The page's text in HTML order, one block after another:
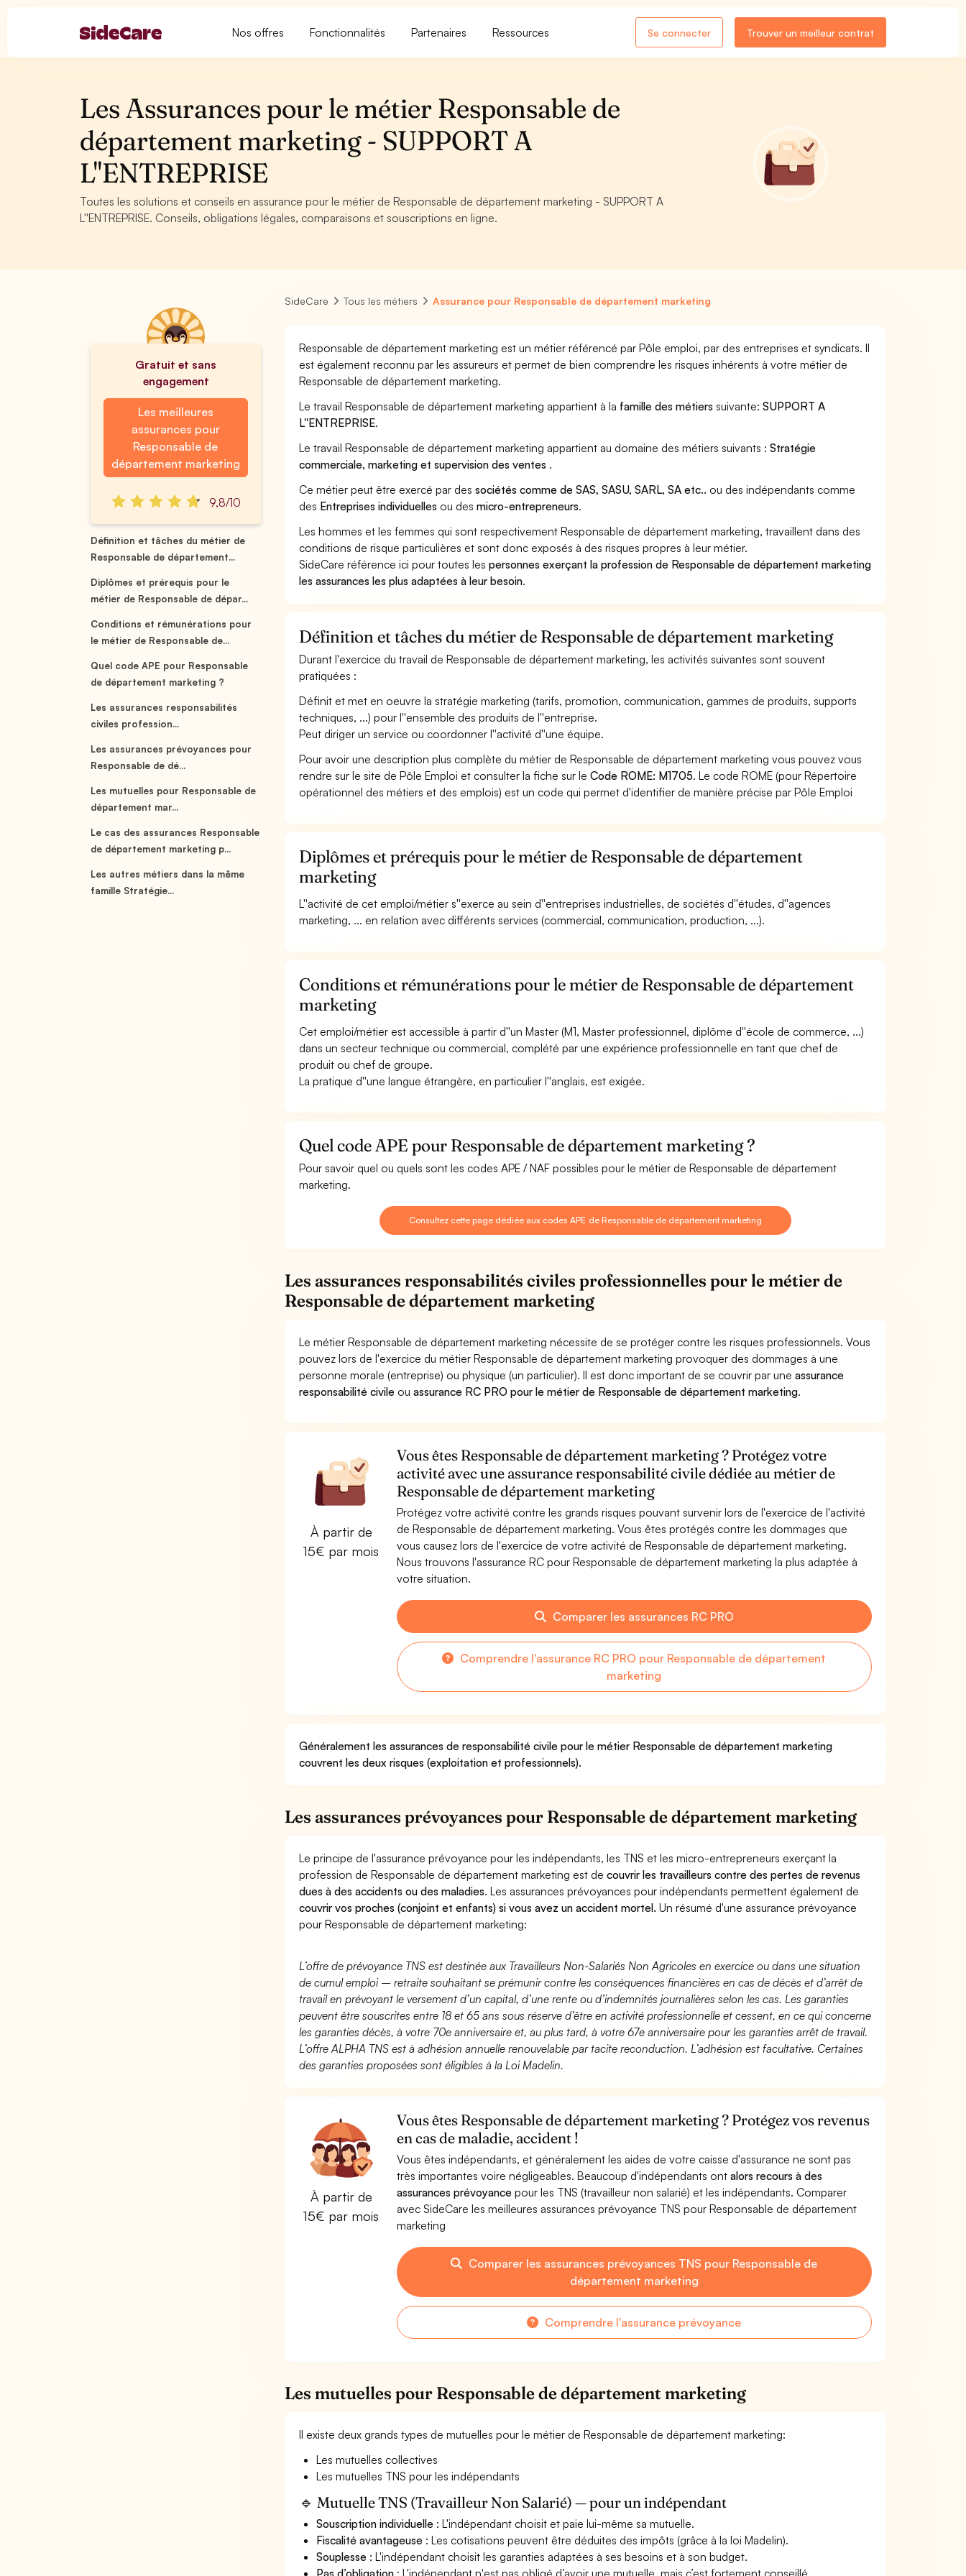
Nos offres Fonctionnalités Partenaires Ressources Se connecter Trouver un meilleur contrat
Les Assurances pour le métier Responsable de
département marketing - SUPPORT A
L''ENTREPRISE
Toutes les solutions et conseils en assurance pour le métier de Responsable de département marketing - SUPPORT A
L''ENTREPRISE. Conseils, obligations légales, comparaisons et souscriptions en ligne.
Gratuit et sans
engagement
Les meilleures
assurances pour
Responsable de
département marketing
9,8/10
Définition et tâches du métier de
Responsable de département...
Diplômes et prérequis pour le
métier de Responsable de dépar...
Conditions et rémunérations pour
le métier de Responsable de...
Quel code APE pour Responsable
de département marketing ?
Les assurances responsabilités
civiles profession...
Les assurances prévoyances pour
Responsable de dé...
Les mutuelles pour Responsable de
département mar...
Le cas des assurances Responsable
de département marketing p...
Les autres métiers dans la même
famille Stratégie...
SideCare Tous les métiers Assurance pour Responsable de département marketing
Responsable de département marketing est un métier référencé par Pôle emploi, par des entreprises et syndicats. Il
est également reconnu par les assureurs et permet de bien comprendre les risques inhérents à votre métier de
Responsable de département marketing.
Le travail Responsable de département marketing appartient à la famille des métiers suivante:SUPPORT A
L''ENTREPRISE.
Le travail Responsable de département marketing appartient au domaine des métiers suivants :Stratégie
commerciale, marketing et supervision des ventes .
Ce métier peut être exercé par dessociétés comme de SAS, SASU, SARL, SA etc.. ou des indépendants comme
des Entreprises individuelles ou desmicro-entrepreneurs.
Les hommes et les femmes qui sont respectivement Responsable de département marketing, travaillent dans des
conditions de risque particulières et sont donc exposés à des risques propres à leur métier.
SideCare référence ici pour toutes lespersonnes exerçant la profession de Responsable de département marketing
les assurances les plus adaptées à leur besoin.
Définition et tâches du métier de Responsable de département marketing
Durant l'exercice du travail de Responsable de département marketing, les activités suivantes sont souvent
pratiquées :
Définit et met en oeuvre la stratégie marketing (tarifs, promotion, communication, gammes de produits, supports
techniques, ...) pour l''ensemble des produits de l''entreprise.
Peut diriger un service ou coordonner l''activité d''une équipe.
Pour avoir une description plus complète du métier de Responsable de département marketing vous pouvez vous
rendre sur le site de Pôle Emploi et consulter la fiche sur leCode ROME: M1705. Le code ROME (pour Répertoire
opérationnel des métiers et des emplois) est un code qui permet d'identifier de manière précise par Pôle Emploi
Diplômes et prérequis pour le métier de Responsable de département
marketing
L''activité de cet emploi/métier s''exerce au sein d''entreprises industrielles, de sociétés d''études, d''agences
marketing, ... en relation avec différents services (commercial, communication, production, ...).
Conditions et rémunérations pour le métier de Responsable de département
marketing
Cet emploi/métier est accessible à partir d''un Master (M1, Master professionnel, diplôme d''école de commerce, ...)
dans un secteur technique ou commercial, complété par une expérience professionnelle en tant que chef de
produit ou chef de groupe.
La pratique d''une langue étrangère, en particulier l''anglais, est exigée.
Quel code APE pour Responsable de département marketing ?
Pour savoir quel ou quels sont les codes APE / NAF possibles pour le métier de Responsable de département
marketing.
Consultez cette page dédiée aux codes APE de Responsable de département marketing
Les assurances responsabilités civiles professionnelles pour le métier de
Responsable de département marketing
Le métier Responsable de département marketing nécessite de se protéger contre les risques professionnels. Vous
pouvez lors de l'exercice du métier Responsable de département marketing provoquer des dommages à une
personne morale (entreprise) ou physique (un particulier). Il est donc important de se couvrir par uneassurance
responsabilité civile ouassurance RC PRO pour le métier de Responsable de département marketing.
À partir de
15€ par mois
Vous êtes Responsable de département marketing ? Protégez votre
activité avec une assurance responsabilité civile dédiée au métier de
Responsable de département marketing
Protégez votre activité contre les grands risques pouvant survenir lors de l'exercice de l'activité
de Responsable de département marketing. Vous êtes protégés contre les dommages que
vous causez lors de l'exercice de votre activité de Responsable de département marketing.
Nous trouvons l'assurance RC pour Responsable de département marketing la plus adaptée à
votre situation.
Comparer les assurances RC PRO
Comprendre l'assurance RC PRO pour Responsable de département
marketing
Généralement les assurances de responsabilité civile pour le métier Responsable de département marketing
couvrent les deux risques (exploitation et professionnels).
Les assurances prévoyances pour Responsable de département marketing
Le principe de l'assurance prévoyance pour les indépendants, les TNS et les micro-entrepreneurs exerçant la
profession de Responsable de département marketing est decouvrir les travailleurs contre des pertes de revenus
dues à des accidents ou des maladies. Les assurances prévoyances pour indépendants permettent également de
couvrir vos proches (conjoint et enfants) si vous avez un accident mortel. Un résumé d'une assurance prévoyance
pour Responsable de département marketing:
L’offre de prévoyance TNS est destinée aux Travailleurs Non-Salariés Non Agricoles en exercice ou dans une situation
de cumul emploi – retraite souhaitant se prémunir contre les conséquences financières en cas de décès et d’arrêt de
travail en prévoyant le versement d’un capital, d’une rente ou d’indemnités journalières selon les cas. Les garanties
peuvent être souscrites entre 18 et 65 ans sous réserve d’être en activité professionnelle et cessent, en ce qui concerne
les garanties décès, à votre 70e anniversaire et, au plus tard, à votre 67e anniversaire pour les garanties arrêt de travail.
L’offre ALPHA TNS est à adhésion annuelle renouvelable par tacite reconduction. L’adhésion est facultative. Certaines
des garanties proposées sont éligibles à la Loi Madelin.
À partir de
15€ par mois
Vous êtes Responsable de département marketing ? Protégez vos revenus
en cas de maladie, accident !
Vous êtes indépendants, et généralement les aides de votre caisse d'assurance ne sont pas
très importantes voire négligeables. Beaucoup d'indépendants ont alors recours à des
assurances prévoyancepour les TNS (travailleur non salarié) et les indépendants. Comparer
avec SideCare les meilleures assurances prévoyance TNS pour Responsable de département
marketing
Comparer les assurances prévoyances TNS pour Responsable de
département marketing
Comprendre l'assurance prévoyance
Les mutuelles pour Responsable de département marketing
Il existe deux grands types de mutuelles pour le métier de Responsable de département marketing:
Les mutuelles collectives
Les mutuelles TNS pour les indépendants
🔹 Mutuelle TNS (Travailleur Non Salarié) — pour un indépendant
Souscription individuelle : L'indépendant choisit et paie lui-même sa mutuelle.
Fiscalité avantageuse : Les cotisations peuvent être déduites des impôts (grâce à la loi Madelin).
Souplesse : L'indépendant choisit les garanties adaptées à ses besoins et à son budget.
Pas d’obligation : L'indépendant n'est pas obligé d’avoir une mutuelle, mais c’est fortement conseillé.